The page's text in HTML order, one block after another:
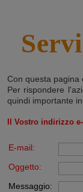
Con questa pagina
Per rispondere
quindi importante
Il Vostro indirizzo
E-mail:
Oggetto:
Messaggio: